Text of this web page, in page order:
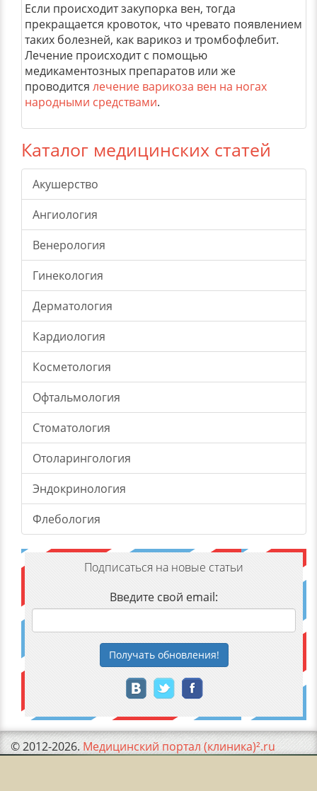
Если происходит закупорка вен, тогда
прекращается кровоток, что чревато появлением
таких болезней, как варикоз и тромбофлебит.
Лечение происходит с помощью
медикаментозных препаратов или же
проводится лечение варикоза вен на ногах
народными средствами.
Каталог медицинских статей
Акушерство
Ангиология
Венерология
Гинекология
Дерматология
Кардиология
Косметология
Офтальмология
Стоматология
Отоларингология
Эндокринология
Флебология
Подписаться на новые статьи
Введите свой email:
Получатьобновления!
© 2012-2026. Медицинский портал (клиника)².ru